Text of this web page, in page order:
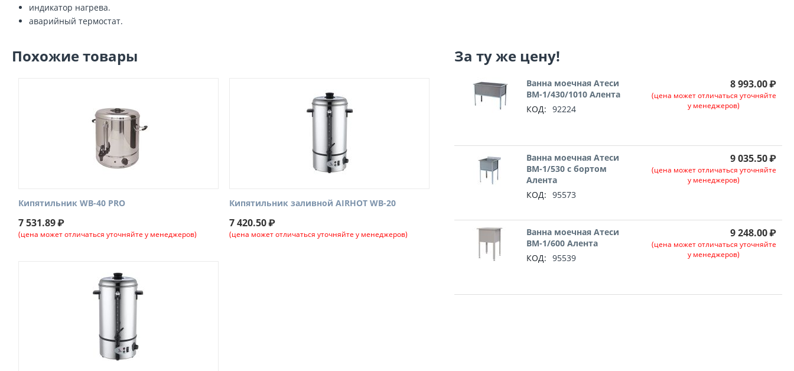
индикатор нагрева.
аварийный термостат.
Похожие товары
Кипятильник WB-40 PRO
7 531.89₽
(цена может отличаться уточняйте у менеджеров)
Кипятильник заливной AIRHOT WB-20
7 420.50₽
(цена может отличаться уточняйте у менеджеров)
За ту же цену!
Ванна моечная Атеси
ВМ-1/430/1010 Алента
КОД: 92224
8 993.00₽
(цена может отличаться уточняйте
у менеджеров)
Ванна моечная Атеси
ВМ-1/530 с бортом
Алента
КОД: 95573
9 035.50₽
(цена может отличаться уточняйте
у менеджеров)
Ванна моечная Атеси
ВМ-1/600 Алента
КОД: 95539
9 248.00₽
(цена может отличаться уточняйте
у менеджеров)